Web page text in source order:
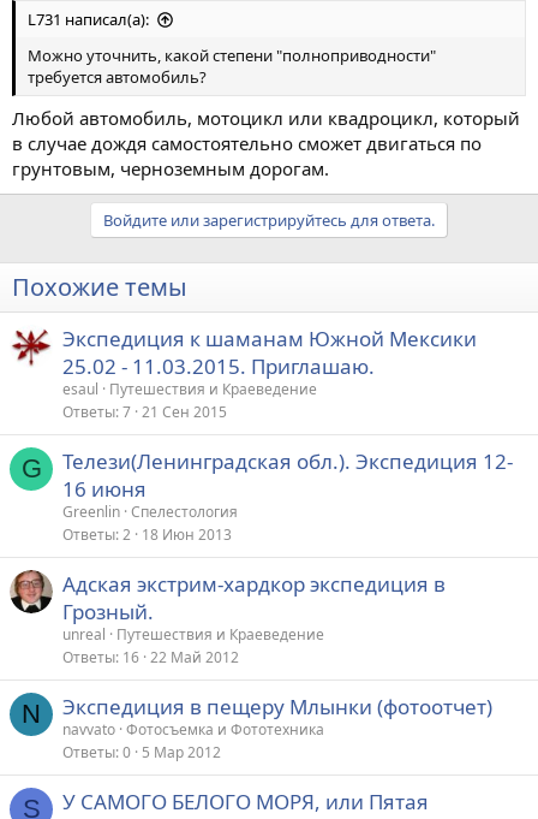
L731 написал(а):
Можно уточнить, какой степени "полноприводности"
требуется автомобиль?
Любой автомобиль, мотоцикл или квадроцикл, который
в случае дождя самостоятельно сможет двигаться по
грунтовым, черноземным дорогам.
Войдите или зарегистрируйтесь для ответа.
Похожие темы
Экспедиция к шаманам Южной Мексики
25.02 - 11.03.2015. Приглашаю.
esaul
Путешествия и Краеведение
Ответы 7 21 Сен 2015
G
Телези(Ленинградская обл.). Экспедиция 12-
16 июня
Greenlin Спелестология
Ответы 2 18 Июн 2013
Адская экстрим-хардкор экспедиция в
Грозный.
unreal
Путешествия и Краеведение
Ответы 16 22 Май 2012
N Экспедиция в пещеру Млынки (фотоотчет)
navvato Фотосъемка и Фототехника
Ответы 0 5 Мар 2012
S
У САМОГО БЕЛОГО МОРЯ, или Пятая